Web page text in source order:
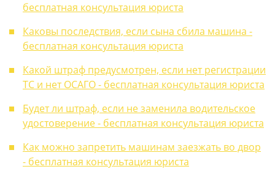
бесплатная консультация юриста
Каковы последствия, если сына сбила машина -
бесплатная консультация юриста
Какой штраф предусмотрен, если нет регистрации
ТС и нет ОСАГО - бесплатная консультация юриста
Будет ли штраф, если не заменила водительское
удостоверение - бесплатная консультация юриста
Как можно запретить машинам заезжать во двор
- бесплатная консультация юриста